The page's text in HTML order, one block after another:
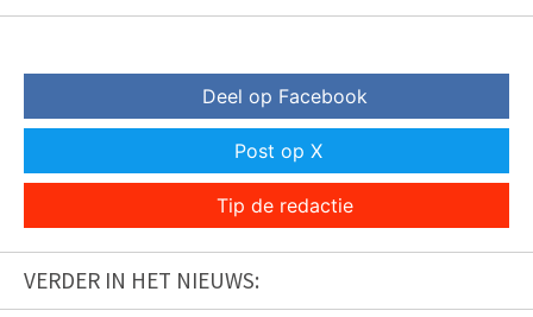
Deel op Facebook
Post op X
Tip de redactie
VERDER IN HET NIEUWS: